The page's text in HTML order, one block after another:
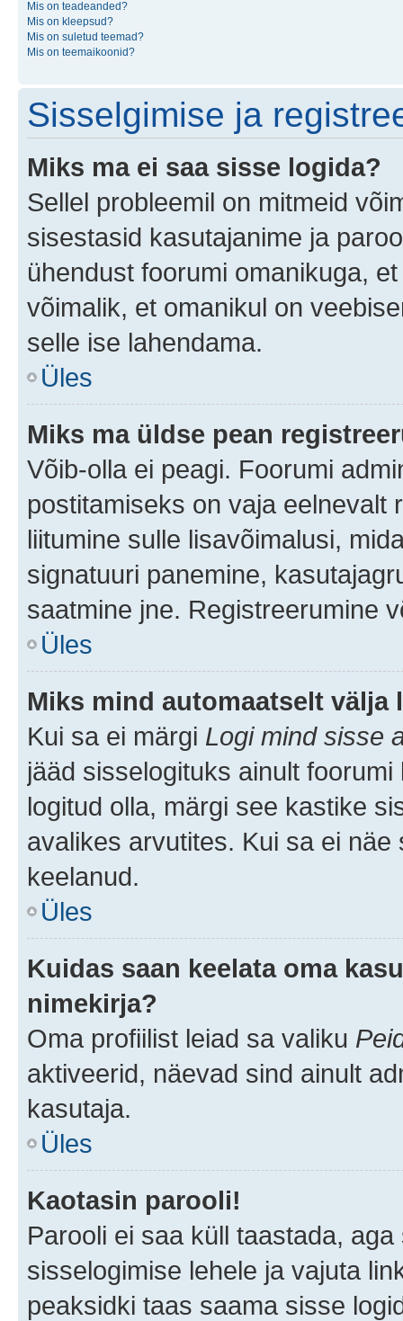
Mis on teadeanded?
Mis on kleepsud?
Mis on suletud teemad?
Mis on teemaikoonid?
Sisselgimise ja
Miks ma ei saa sisse logida?
Sellel probleemil on mitmeid
sisestasid kasutajanime ja
ühendust foorumi omanikuga,
võimalik, et omanikul on
selle ise lahendama.
Üles
Miks ma üldse pean
Võib-olla ei peagi. Foorumi
postitamiseks on vaja eelnevalt
liitumine sulle lisavõimalusi,
signatuuri panemine,
saatmine jne. Registreerumine
Üles
Miks mind automaatselt välja
Kui sa ei märgi Logi mind sisse
jääd sisselogituks ainult
logitud olla, märgi see kastike
avalikes arvutites. Kui sa ei
keelanud.
Üles
Kuidas saan keelata oma
nimekirja?
Oma profiilist leiad sa valiku
aktiveerid, näevad sind ainult
kasutaja.
Üles
Kaotasin parooli!
Parooli ei saa küll taastada,
sisselogimise lehele ja vajuta
peaksidki taas saama sisse